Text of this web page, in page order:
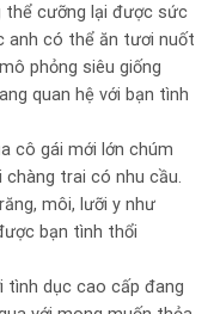
thể cưỡng lại được sức
anh có thể ăn tươi nuốt
phỏng siêu giống
quan hệ với bạn tình
cô gái mới lớn chúm
trai có nhu cầu.
môi, lưỡi y như
bạn tình thổi
tình dục cao cấp đang